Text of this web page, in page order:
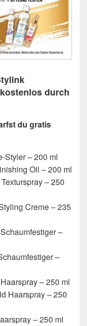
durch
du gratis
Styler – 200 ml
Oil – 200 ml
– 250
Creme – 235
–
–
– 250 ml
Haarspray – 250
– 250 ml